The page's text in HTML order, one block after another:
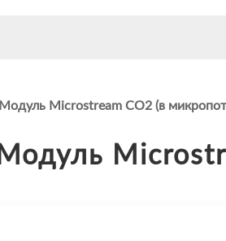
Модуль Microstream CO2 (в
Модуль